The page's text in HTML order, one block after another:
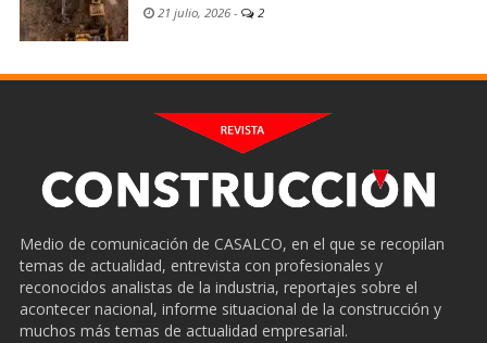
21 julio, 2026 - 2
Medio de comunicación de CASALCO, en el que se recopilan
temas de actualidad, entrevista con profesionales y
reconocidos analistas de la industria, reportajes sobre el
acontecer nacional, informe situacional de la construcción y
muchos más temas de actualidad empresarial.